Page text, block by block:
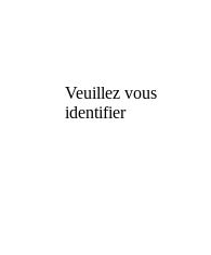
Veuillez vous
identifier